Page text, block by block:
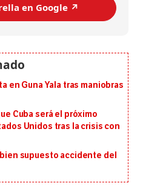
en Google ↗️
en Guna Yala tras maniobras
Cuba será el próximo
Unidos tras la crisis con
supuesto accidente del